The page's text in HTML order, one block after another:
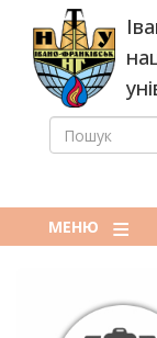
основного
вмісту
ПОШУК
МЕНЮ